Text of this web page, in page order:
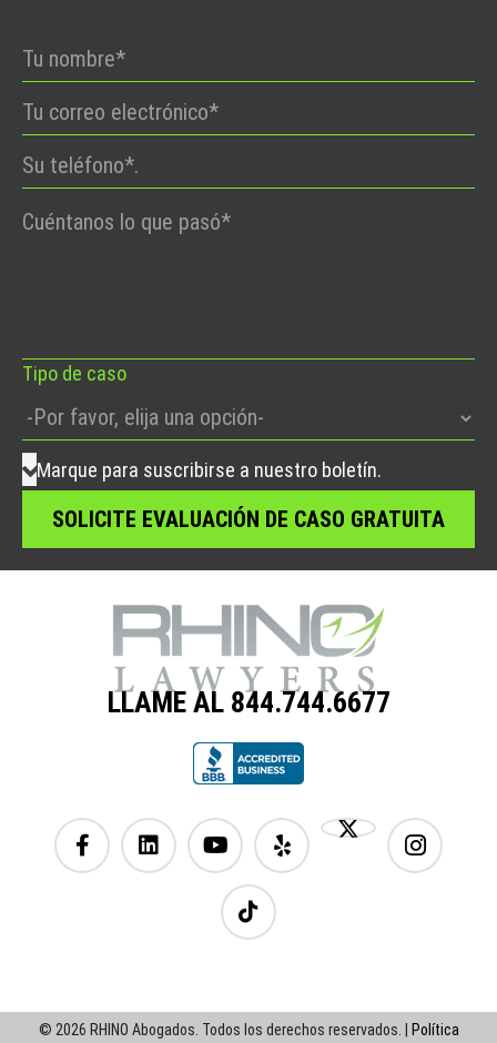
Por
Tipo de caso
Marque para suscribirse a nuestro boletín.
LLAME AL 844.744.6677
© 2026 RHINO Abogados. Todos los derechos reservados. | Política